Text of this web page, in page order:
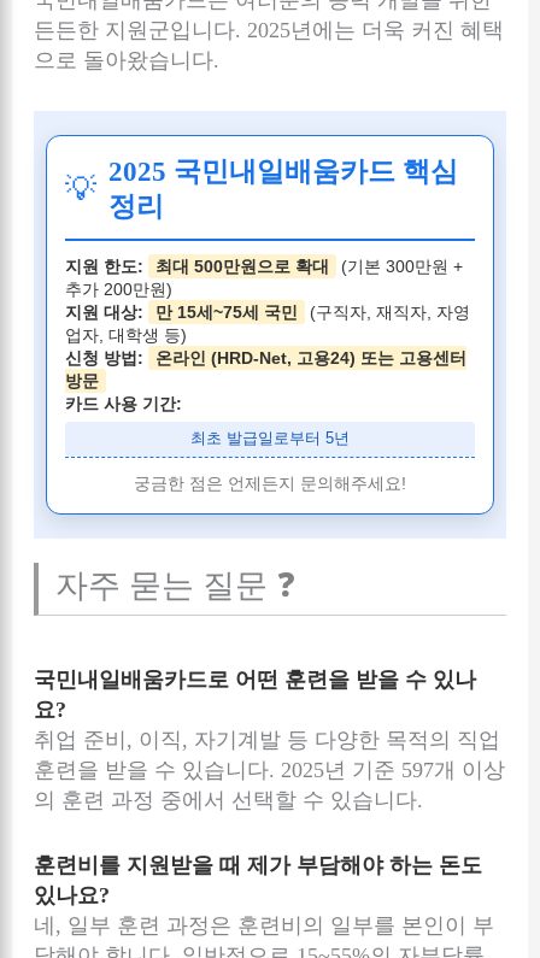
든든한 지원군입니다. 2025년에는 더욱 커진 혜택
으로 돌아왔습니다.
💡 2025 국민내일배움카드 핵심
정리
지원 한도: 최대 500만원으로 확대
(기본 300만원 +
추가 200만원)
지원 대상:
만 15세~75세 국민
(구직자, 재직자, 자영
업자, 대학생 등)
신청 방법:
온라인 (HRD-Net, 고용24) 또는 고용센터
방문
카드 사용 기간:
최초 발급일로부터 5년
궁금한 점은 언제든지 문의해주세요!
자주 묻는 질문 ❓
국민내일배움카드로 어떤 훈련을 받을 수 있나
요?
취업 준비, 이직, 자기계발 등 다양한 목적의 직업
훈련을 받을 수 있습니다. 2025년 기준 597개 이상
의 훈련 과정 중에서 선택할 수 있습니다.
훈련비를 지원받을 때 제가 부담해야 하는 돈도
있나요?
네, 일부 훈련 과정은 훈련비의 일부를 본인이 부